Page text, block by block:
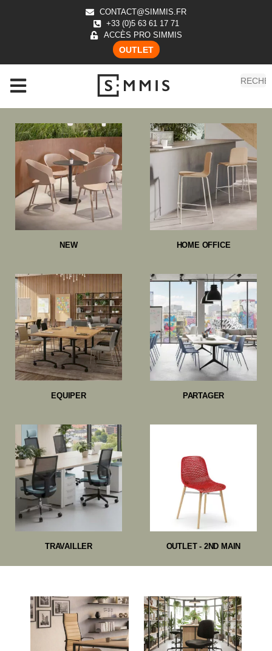
CONTACT@SIMMIS.FR
+33 (0)5 63 61 17 71
ACCÈS PRO SIMMIS
OUTLET
NEW HOME OFFICE
EQUIPER PARTAGER
TRAVAILLER OUTLET - 2ND MAIN